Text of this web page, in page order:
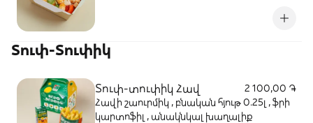
Տուփ-Տուփիկ
Տուփ-տուփիկ Հավ
2 100,00 ֏
Հավի շաուրմիկ , բնական հյութ 0.25լ , ֆրի
կարտոֆիլ , անակնկալ խաղալիք